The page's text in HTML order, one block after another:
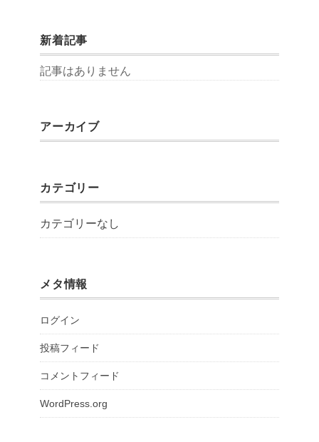
新着記事
記事はありません
アーカイブ
カテゴリー
カテゴリーなし
メタ情報
ログイン
投稿フィード
コメントフィード
WordPress.org